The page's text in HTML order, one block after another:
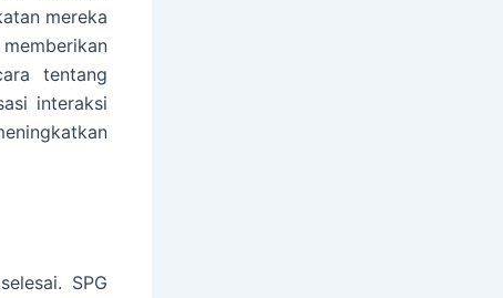
mereka
tentang
interaksi
SPG